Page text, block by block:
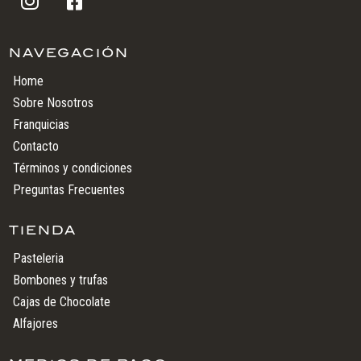
NAVEGACIÓN
Home
Sobre Nosotros
Franquicias
Contacto
Términos y condiciones
Preguntas Frecuentes
TIENDA
Pasteleria
Bombones y trufas
Cajas de Chocolate
Alfajores